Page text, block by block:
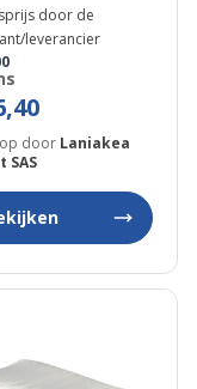
door de
leverancier
door Laniakea
SAS